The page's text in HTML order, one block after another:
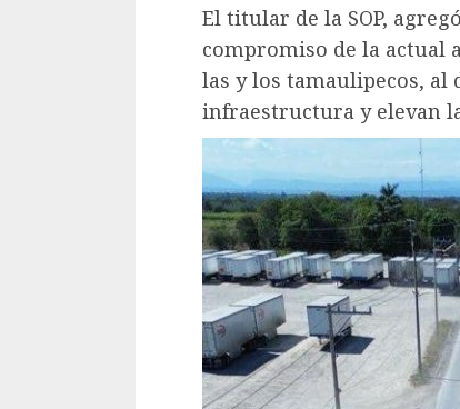
El titular de la SOP,
compromiso de la actual
las y los tamaulipecos,
infraestructura y elevan